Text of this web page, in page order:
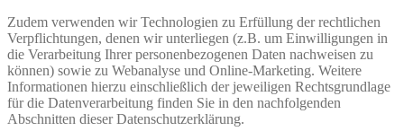
Zudem verwenden wir Technologien zu Erfüllung der rechtlichen
Verpflichtungen, denen wir unterliegen (z.B. um Einwilligungen in
die Verarbeitung Ihrer personenbezogenen Daten nachweisen zu
können) sowie zu Webanalyse und Online-Marketing. Weitere
Informationen hierzu einschließlich der jeweiligen Rechtsgrundlage
für die Datenverarbeitung finden Sie in den nachfolgenden
Abschnitten dieser Datenschutzerklärung.